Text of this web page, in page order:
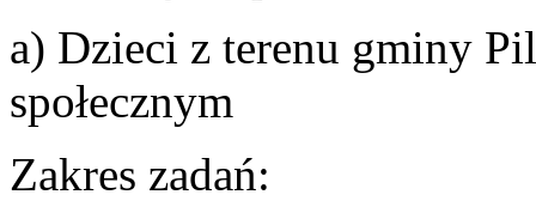
a) Dzieci z terenu gminy
społecznym
Zakres zadań: